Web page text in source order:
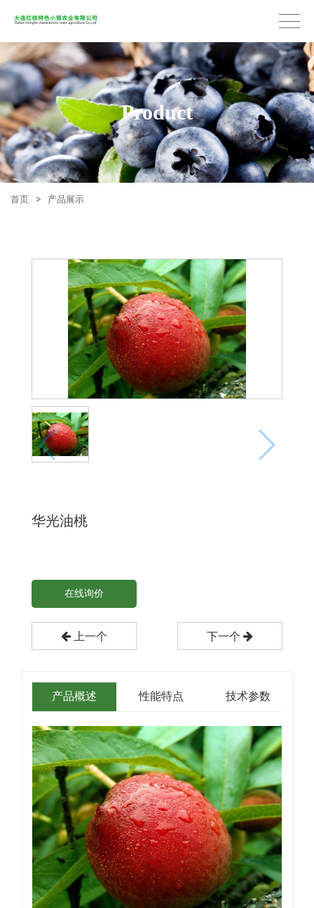
Product
首页 > 产品展示
华光油桃
在线询价
上一个 下一个
产品概述 性能特点 技术参数